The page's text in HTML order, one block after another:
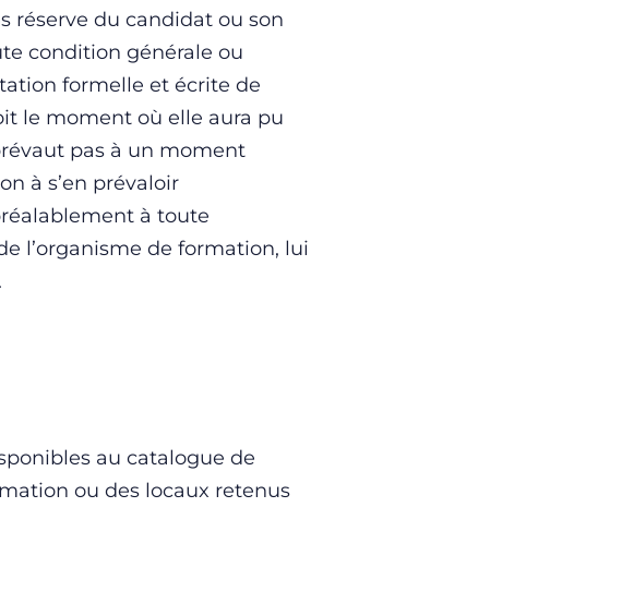
réserve du candidat ou son
condition générale ou
formelle et écrite de
le moment où elle aura pu
pas à un moment
à s’en prévaloir
à toute
l’organisme de formation, lui
au catalogue de
ou des locaux retenus